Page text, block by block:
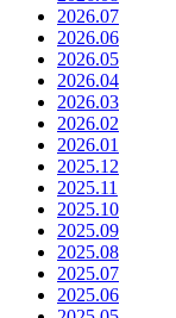
2026.07
2026.06
2026.05
2026.04
2026.03
2026.02
2026.01
2025.12
2025.11
2025.10
2025.09
2025.08
2025.07
2025.06